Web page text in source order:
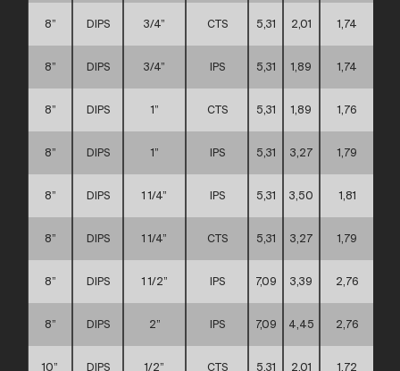
8” DIPS 3/4” CTS 5,31 2,01 1,74
8” DIPS 3/4” IPS 5,31 1,89 1,74
8” DIPS 1” CTS 5,31 1,89 1,76
8” DIPS 1” IPS 5,31 3,27 1,79
8” DIPS 1 1/4” IPS 5,31 3,50 1,81
8” DIPS 1 1/4” CTS 5,31 3,27 1,79
8” DIPS 1 1/2” IPS 7,09 3,39 2,76
8” DIPS 2” IPS 7,09 4,45 2,76
10” DIPS 1/2” CTS 5,31 2,01 1,72